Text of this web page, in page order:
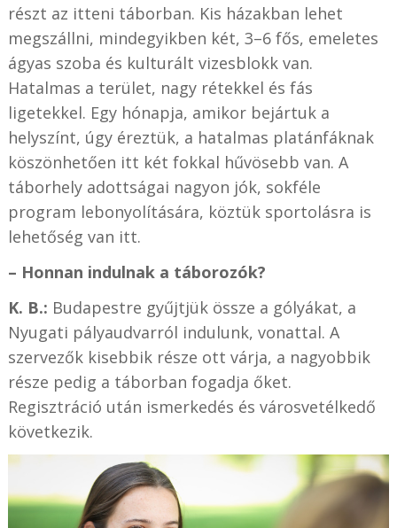
részt az itteni táborban. Kis házakban lehet
megszállni, mindegyikben két, 3–6 fős, emeletes
ágyas szoba és kulturált vizesblokk van.
Hatalmas a terület, nagy rétekkel és fás
ligetekkel. Egy hónapja, amikor bejártuk a
helyszínt, úgy éreztük, a hatalmas platánfáknak
köszönhetően itt két fokkal hűvösebb van. A
táborhely adottságai nagyon jók, sokféle
program lebonyolítására, köztük sportolásra is
lehetőség van itt.
– Honnan indulnak a táborozók?
K. B.: Budapestre gyűjtjük össze a gólyákat, a
Nyugati pályaudvarról indulunk, vonattal. A
szervezők kisebbik része ott várja, a nagyobbik
része pedig a táborban fogadja őket.
Regisztráció után ismerkedés és városvetélkedő
következik.